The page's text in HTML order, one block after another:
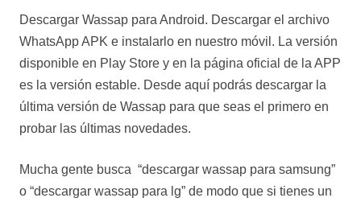
Descargar Wassap para Android. Descargar el archivo
WhatsApp APK e instalarlo en nuestro móvil. La versión
disponible en Play Store y en la página oficial de la APP
es la versión estable. Desde aquí podrás descargar la
última versión de Wassap para que seas el primero en
probar las últimas novedades.
Mucha gente busca “descargar wassap para samsung”
o “descargar wassap para lg” de modo que si tienes un